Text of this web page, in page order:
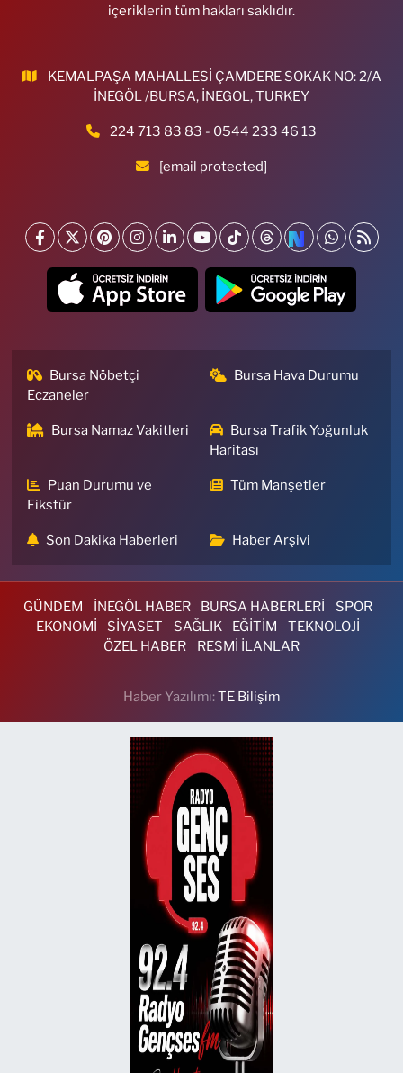
içeriklerin tüm hakları saklıdır.
KEMALPAŞA MAHALLESİ ÇAMDERE SOKAK NO: 2/A
İNEGÖL /BURSA, İNEGOL, TURKEY
224 713 83 83 - 0544 233 46 13
[email protected]
Bursa Nöbetçi
Eczaneler
Bursa Hava Durumu
Bursa Namaz Vakitleri
Bursa Trafik Yoğunluk
Haritası
Puan Durumu ve
Fikstür
Tüm Manşetler
Son Dakika Haberleri Haber Arşivi
GÜNDEM İNEGÖL HABER BURSA HABERLERİ
SPOR
EKONOMİ
SİYASET SAĞLIK EĞİTİM
TEKNOLOJİ
ÖZEL HABER
RESMİ İLANLAR
Haber Yazılımı:TE Bilişim